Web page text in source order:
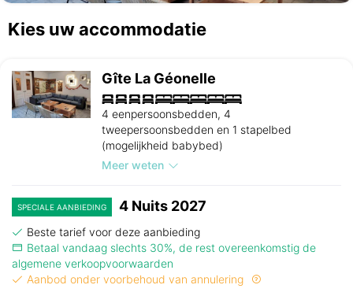
Kies uw accommodatie
Gîte La Géonelle
4 eenpersoonsbedden, 4
tweepersoonsbedden en 1 stapelbed
(mogelijkheid babybed)
Meer weten
SPECIALE AANBIEDING 4 Nuits 2027
Beste tarief voor deze aanbieding
Betaal vandaag slechts 30%, de rest overeenkomstig de
algemene verkoopvoorwaarden
Aanbod onder voorbehoud van annulering